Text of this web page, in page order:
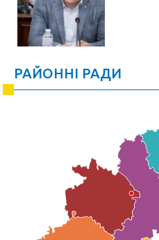
РАЙОННІ РАДИ